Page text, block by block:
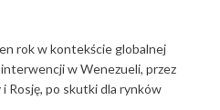
rok w kontekście globalnej
w Wenezueli, przez
Rosję, po skutki dla rynków